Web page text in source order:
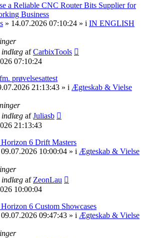
a Reliable CNC Router Bits Supplier for
Business
» 14.07.2026 07:10:24 » i IN ENGLISH
indlæg afCarbixTools
07:10:24
prøvelsesattest
21:13:43 » i Ægteskab & Vielse
indlæg afJuliasb
21:13:43
6 Drift Masters
09.07.2026 10:00:04 » i Ægteskab & Vielse
indlæg af ZeonLau
10:00:04
6 Custom Showcases
09.07.2026 09:47:43 » i Ægteskab & Vielse